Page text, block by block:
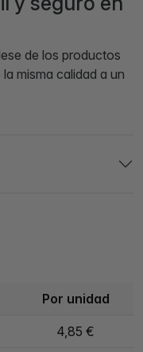
Por unidad
4,85 €
de los productos
misma calidad a un